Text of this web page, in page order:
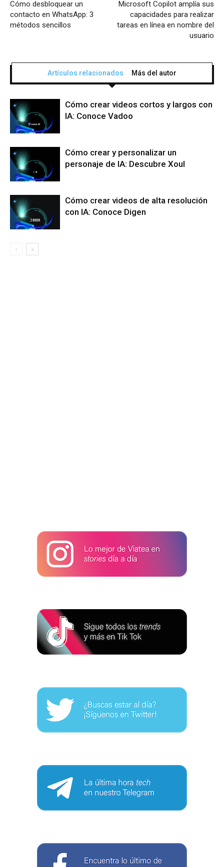
Cómo desbloquear un
contacto en WhatsApp: 3
métodos sencillos
Microsoft Copilot amplía sus
capacidades para realizar
tareas en línea en nombre del
usuario
Artículos relacionados Más del autor
Cómo crear videos cortos y largos con
IA: Conoce Vadoo
Cómo crear y personalizar un
personaje de IA: Descubre Xoul
Cómo crear videos de alta resolución
con IA: Conoce Digen